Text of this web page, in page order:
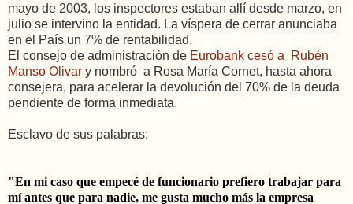
mayo de 2003, los inspectores estaban allí desde marzo, en
julio se intervino la entidad. La víspera de cerrar anunciaba
en el País un 7% de rentabilidad.
El consejo de administración de Eurobank cesó a Rubén
Manso Olivar y nombró a Rosa María Cornet, hasta ahora
consejera, para acelerar la devolución del 70% de la deuda
pendiente de forma inmediata.
Esclavo de sus palabras:
"En mi caso que empecé de funcionario prefiero trabajar para
mí antes que para nadie, me gusta mucho más la empresa